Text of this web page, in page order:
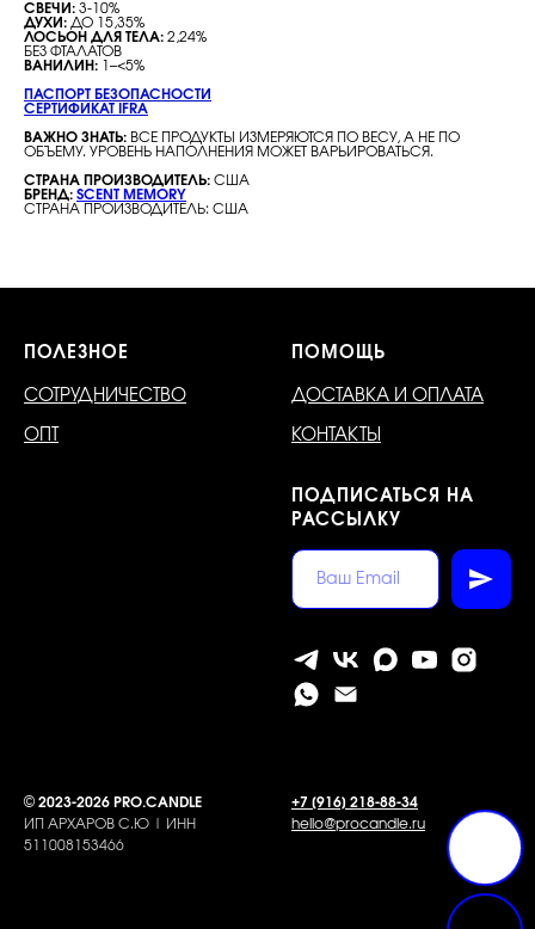
СВЕЧИ: 3-10%
ДУХИ: ДО 15,35%
ЛОСЬОН ДЛЯ ТЕЛА: 2,24%
БЕЗ ФТАЛАТОВ
ВАНИЛИН: 1–<5%
ПАСПОРТ БЕЗОПАСНОСТИ
СЕРТИФИКАТ IFRA
ВАЖНО ЗНАТЬ: ВСЕ ПРОДУКТЫ ИЗМЕРЯЮТСЯ ПО ВЕСУ, А НЕ ПО
ОБЪЕМУ. УРОВЕНЬ НАПОЛНЕНИЯ МОЖЕТ ВАРЬИРОВАТЬСЯ.
СТРАНА ПРОИЗВОДИТЕЛЬ: США
БРЕНД: SCENT MEMORY
СТРАНА ПРОИЗВОДИТЕЛЬ: США
ПОЛЕЗНОЕ
СОТРУДНИЧЕСТВО
ОПТ
ПОМОЩЬ
ДОСТАВКА И ОПЛАТА
КОНТАКТЫ
ПОДПИСАТЬСЯ НА
РАССЫЛКУ
© 2023-2026 PRO.CANDLE
ИП АРХАРОВ С.Ю | ИНН
511008153466
+7 [916] 218-88-34
hello@procandle.ru